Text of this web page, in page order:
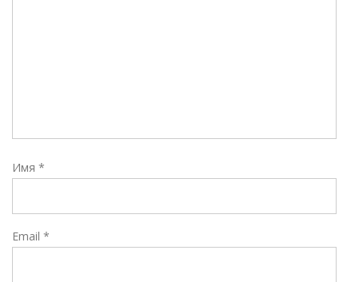
Имя *
Email *